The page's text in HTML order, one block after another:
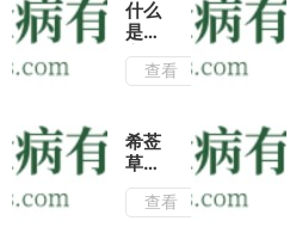
什么
是肺
心
草?
草的
这几
种用
法治
查看
希莶
草如
何鉴
别?查看